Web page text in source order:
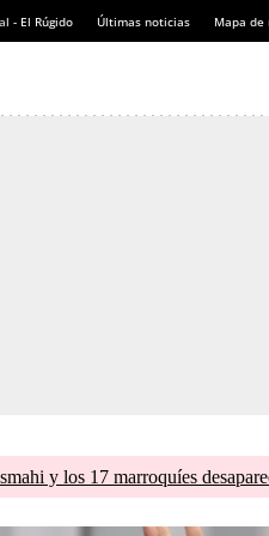
- El Rúgido Últimas noticias Mapa de
y los 17 marroquíes